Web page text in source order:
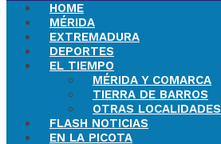
HOME
MÉRIDA
EXTREMADURA
DEPORTES
EL TIEMPO
MÉRIDA Y COMARCA
TIERRA DE BARROS
OTRAS LOCALIDADES
FLASH NOTICIAS
EN LA PICOTA